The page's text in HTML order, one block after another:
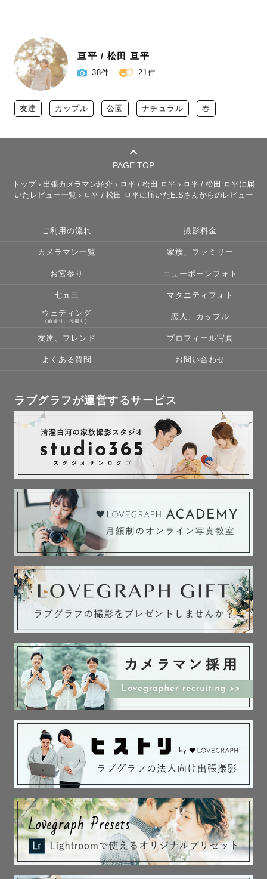
亘平 / 松田 亘平
38件 21件
友達 カップル 公園 ナチュラル 春
PAGE TOP
トップ › 出張カメラマン紹介 › 亘平 / 松田 亘平 › 亘平 / 松田 亘平に届
いたレビュー一覧 › 亘平 / 松田 亘平に届いたE.Sさんからのレビュー
ご利用の流れ 撮影料金
カメラマン一覧 家族、ファミリー
お宮参り ニューボーンフォト
七五三 マタニティフォト
ウェディング
(前撮り、後撮り)
恋人、カップル
友達、フレンド プロフィール写真
よくある質問 お問い合わせ
ラブグラフが運営するサービス